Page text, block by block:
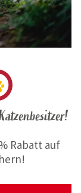
Rabatt auf